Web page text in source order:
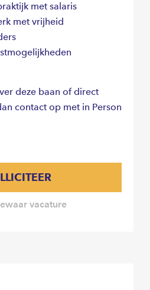
met salaris
met vrijheid
deze baan of direct
contact op met in Person
vacature